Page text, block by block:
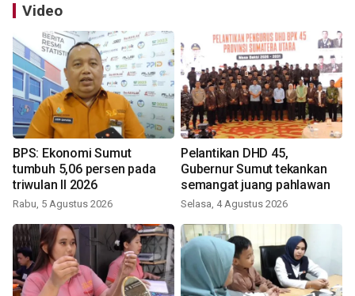
Video
BPS: Ekonomi Sumut
tumbuh 5,06 persen pada
triwulan II 2026
Rabu, 5 Agustus 2026
Pelantikan DHD 45,
Gubernur Sumut tekankan
semangat juang pahlawan
Selasa, 4 Agustus 2026